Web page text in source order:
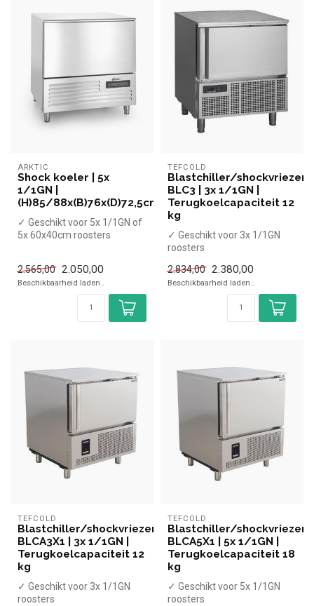
ARKTIC
Shock koeler | 5x
1/1GN |
(H)85/88x(B)76x(D)72,5cm
✓ Geschikt voor 5x 1/1GN of
5x 60x40cm roosters
2.565,00 2.050,00
Beschikbaarheid laden..
TEFCOLD
Blastchiller/shockvriezer
BLC3 | 3x 1/1GN |
Terugkoelcapaciteit 12
kg
✓ Geschikt voor 3x 1/1GN
roosters
vriezen 8 kg
✓ Ko...
2.834,00 2.380,00
Beschikbaarheid laden..
TEFCOLD
Blastchiller/shockvriezer
BLCA3X1 | 3x 1/1GN |
Terugkoelcapaciteit 12
kg
✓ Geschikt voor 3x 1/1GN
roosters
TEFCOLD
Blastchiller/shockvriezer
BLCA5X1 | 5x 1/1GN |
Terugkoelcapaciteit 18
kg
✓ Geschikt voor 5x 1/1GN
roosters